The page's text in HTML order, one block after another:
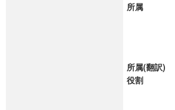
所属
所属(翻訳)
役割